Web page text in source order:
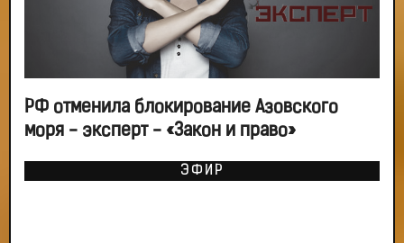
РФ отменила блокирование Азовского
моря - эксперт - «Закон и право»
ЭФИР